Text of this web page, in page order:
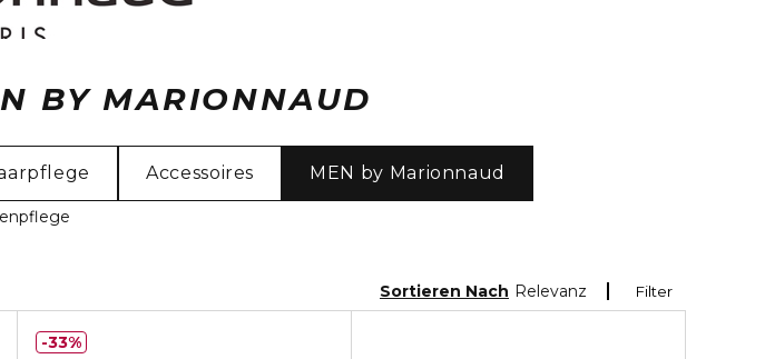
BY MARIONNAUD
Accessoires MEN by Marionnaud
Filter
Sortieren Nach Relevanz
33%